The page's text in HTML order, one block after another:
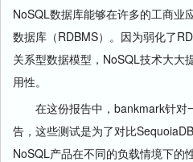
NoSQL数据库能够在许多的工商业
数据库（RDBMS）。因为弱化了
关系型数据模型，NoSQL技术大大
用性。
在这份报告中，bankmark针对
告，这些测试是为了对比
NoSQL产品在不同的负载情境下的